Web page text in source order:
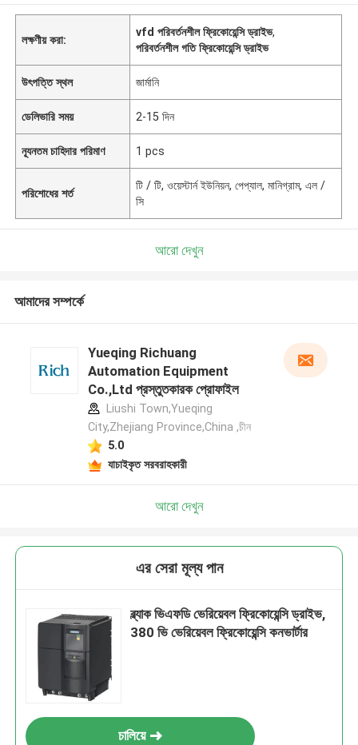
লক্ষণীয় করা:
vfd পরিবর্তনশীল ফ্রিকোয়েন্সি ড্রাইভ,
পরিবর্তনশীল গতি ফ্রিকোয়েন্সি ড্রাইভ
উৎপত্তি স্থল জার্মানি
ডেলিভারি সময় 2-15 দিন
ন্যূনতম চাহিদার পরিমাণ 1 pcs
পরিশোধের শর্ত
টি / টি, ওয়েস্টার্ন ইউনিয়ন, পেপ্যাল, মানিগ্রাম, এল /
সি
আরো দেখুন
আমাদের সম্পর্কে
Yueqing Richuang
Automation Equipment
Co.,Ltd প্রস্তুতকারক প্রোফাইল
Liushi Town,Yueqing
City,Zhejiang Province,China ,চীন
5.0
যাচাইকৃত সরবরাহকারী
আরো দেখুন
এর সেরা মূল্য পান
ব্ল্যাক ভিএফডি ভেরিয়েবল ফ্রিকোয়েন্সি ড্রাইভ,
380 ভি ভেরিয়েবল ফ্রিকোয়েন্সি কনভার্টার
চালিয়ে